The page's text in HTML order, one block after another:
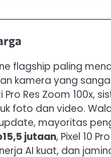
flagship paling
kamera yang
Res Zoom 100x,
foto dan video.
mayoritas
jutaan, Pixel 10
AI kuat, dan